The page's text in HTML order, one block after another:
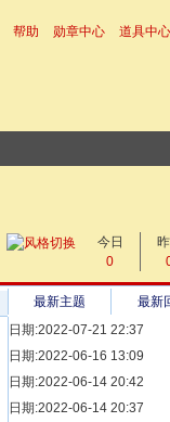
帮助 勋章中心
道具中心
帖子
今日
0
最新主题
最新
日期:2022-07-21 22:37
[ 宗亲新闻 ] 同为宗亲，血
日期:2022-06-16 13:09
[ 族谱知识 ] 漫话辈份
日期:2022-06-14 20:42
[ 族谱知识 ] 修族谱的用字
日期:2022-06-14 20:37